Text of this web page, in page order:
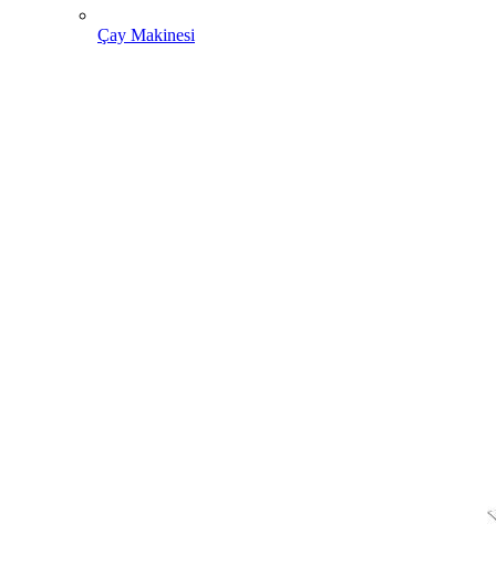
Çay Makinesi